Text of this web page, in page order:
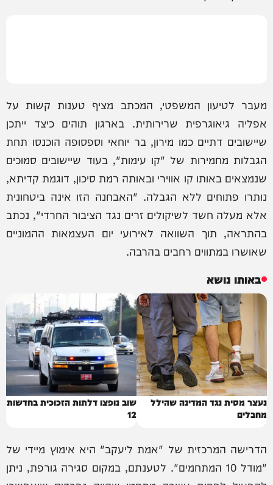
מעבר לטיעון המשפטי, המכתב מציף טענות קשות על
אפליה גיאוגרפית שרירותית. בארגון תוהים כיצד ייתכן
שיישובים דתיים כמו מירון, בר יוחאי וספסופה הוכנסו תחת
הגבלות מחמירות של "קו עימות", בעוד שיישובים סמוכים
שנמצאים באותו קו אווירי ובאותה רמת סיכון, דוגמת קדיתא,
נותרו פתוחים ללא הגבלה. "האבחנה הזו אינה ביטחונית
אלא מעלה חשד לשיקולים זרים נגד הציבור החרדי", נכתב
בהתראה, תוך השוואה לאירועי יום העצמאות ההמוניים
שאושרו במתווים רחבים בהרבה.
באותו נושא
נעצר מסית נגד המדינה שהילל
מחבלים
שוב נופצו דלתות הזכוכית בחדשות
12
הדרישה המרכזית של "אמת ליעקב" היא אימוץ מיידי של
"מודל 10 המתחמים". לטענתם, במקום סגירה גורפת, ניתן